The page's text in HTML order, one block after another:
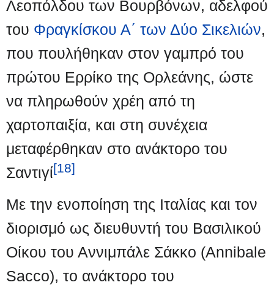
Λεοπόλδου των Βουρβόνων, αδελφού
του Φραγκίσκου Α΄ των Δύο Σικελιών,
που πουλήθηκαν στον γαμπρό του
πρώτου Ερρίκο της Ορλεάνης, ώστε
να πληρωθούν χρέη από τη
χαρτοπαιξία, και στη συνέχεια
μεταφέρθηκαν στο ανάκτορο του
Σαντιγί[18]
Με την ενοποίηση της Ιταλίας και τον
διορισμό ως διευθυντή του Βασιλικού
Οίκου του Αννιμπάλε Σάκκο (Annibale
Sacco), το ανάκτορο του